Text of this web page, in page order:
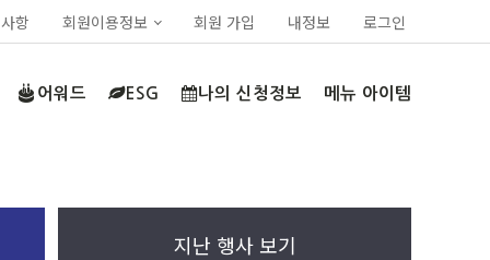
항 회원이용정보 회원 가입 내정보 로그인
어워드 ESG 나의 신청정보 메뉴 아이템
지난 행사 보기